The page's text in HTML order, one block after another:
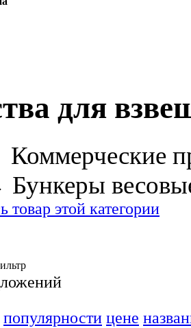
для
Коммерческие
Бункеры
товар этой категории
популярности цене